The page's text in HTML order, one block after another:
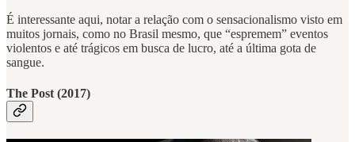
É interessante aqui, notar a relação com o sensacionalismo visto em
muitos jornais, como no Brasil mesmo, que “espremem” eventos
violentos e até trágicos em busca de lucro, até a última gota de
sangue.
The Post (2017)